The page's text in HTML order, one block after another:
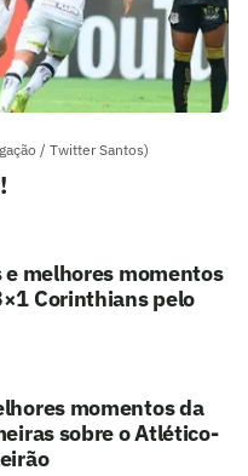
/ Twitter Santos)
e melhores momentos
Corinthians pelo
momentos da
sobre o Atlético-